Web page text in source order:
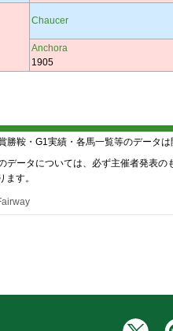
Chaucer
Anchora
1905
鞍・G1実績・各馬一覧等のデータは
ータについては、必ず主催者発表の
す。